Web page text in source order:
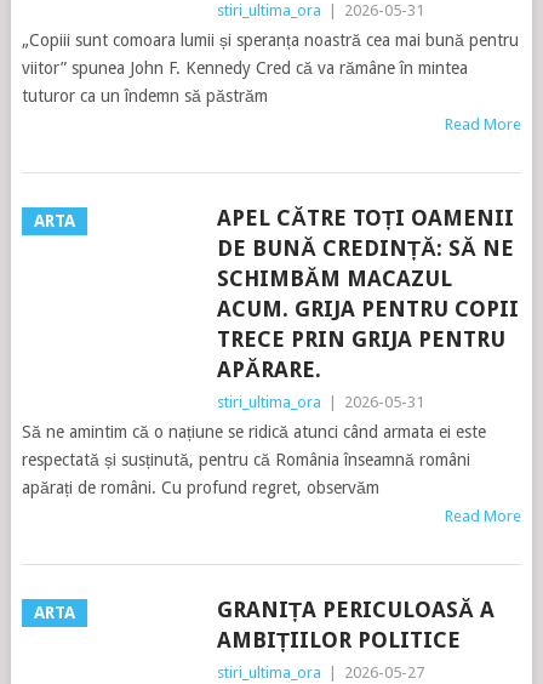
stiri_ultima_ora 2026-05-31
„Copiii sunt comoara lumii și speranța noastră cea mai bună pentru
viitor” spunea John F. Kennedy Cred că va rămâne în mintea
tuturor ca un îndemn să păstrăm
Read More
ARTA
APEL CĂTRE TOȚI OAMENII
DE BUNĂ CREDINȚĂ: SĂ NE
SCHIMBĂM MACAZUL
ACUM. GRIJA PENTRU COPII
TRECE PRIN GRIJA PENTRU
APĂRARE.
stiri_ultima_ora 2026-05-31
Să ne amintim că o națiune se ridică atunci când armata ei este
respectată și susținută, pentru că România înseamnă români
apărați de români. Cu profund regret, observăm
Read More
ARTA
GRANIȚA PERICULOASĂ A
AMBIȚIILOR POLITICE
stiri_ultima_ora 2026-05-27